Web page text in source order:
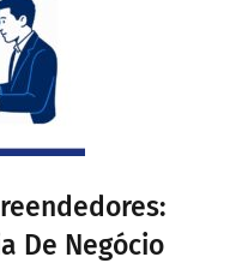
De Negócio